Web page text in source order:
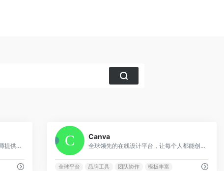
集成AI功能的协作设计平台，为设计师提供AI辅助创作
Canva
全球领先的在线设计平台，让每个人都能创建专业级设计作品
全球平台 品牌工具 团队协作 模板丰富